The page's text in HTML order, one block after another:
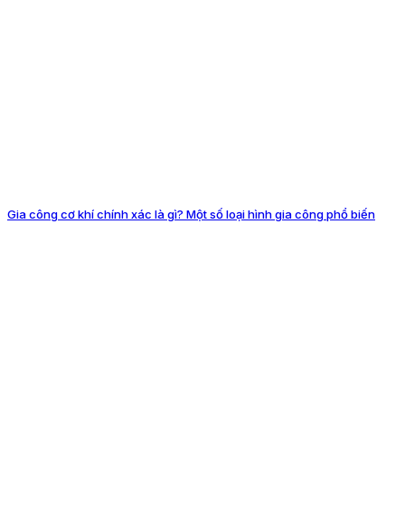
Gia công cơ khí chính xác là gì? Một số loại hình gia công phổ biến